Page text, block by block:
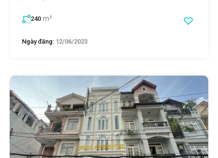
240 m²
Ngày đăng: 12/06/2023